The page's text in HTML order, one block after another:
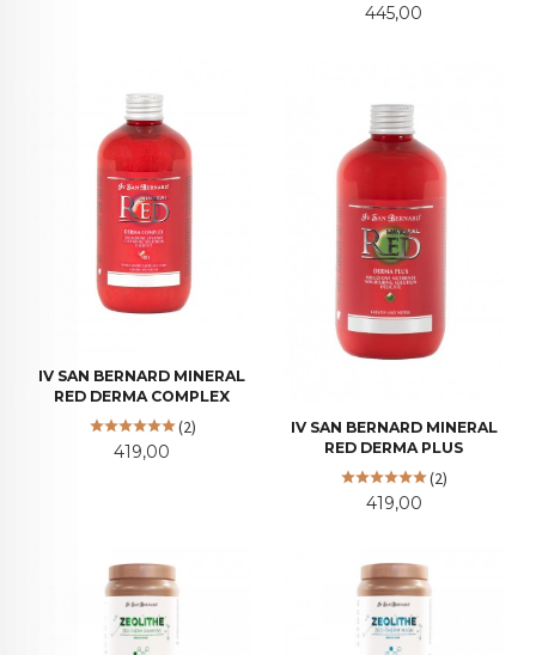
Pris
445,00
IV SAN BERNARD MINERAL
RED DERMA COMPLEX
(2)
Pris
419,00
IV SAN BERNARD MINERAL
RED DERMA PLUS
(2)
Pris
419,00